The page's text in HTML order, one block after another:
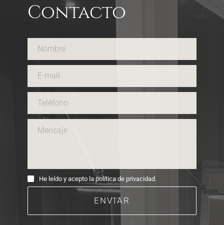
Contacto
He leído y acepto la política de privacidad.
ENVIAR